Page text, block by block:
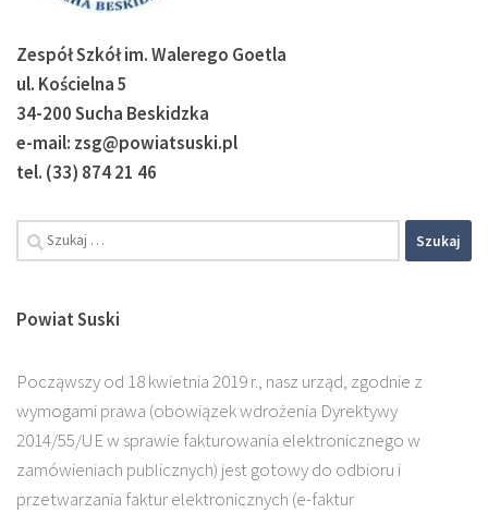
Zespół Szkół im. Walerego Goetla
ul. Kościelna 5
34-200 Sucha Beskidzka
e-mail: zsg@powiatsuski.pl
tel. (33) 874 21 46
Szukaj:
Powiat Suski
Począwszy od 18 kwietnia 2019 r., nasz urząd, zgodnie z
wymogami prawa (obowiązek wdrożenia Dyrektywy
2014/55/UE w sprawie fakturowania elektronicznego w
zamówieniach publicznych) jest gotowy do odbioru i
przetwarzania faktur elektronicznych (e-faktur